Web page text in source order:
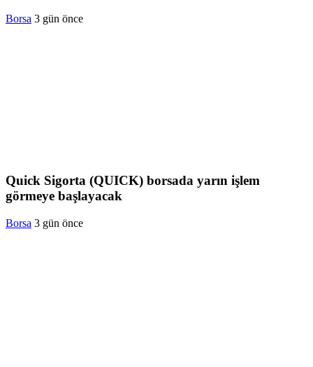
Borsa 3 gün önce
Quick Sigorta (QUICK) borsada yarın işlem
görmeye başlayacak
Borsa 3 gün önce